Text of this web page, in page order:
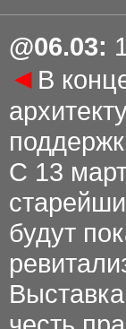
@06.03:
◄ В
С 13
будут